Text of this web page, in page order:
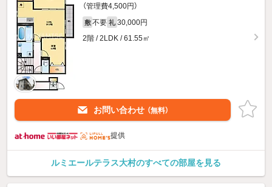
（管理費4,500円）
敷 不要 礼 30,000円
2階 / 2LDK / 61.55㎡
お問い合わせ （無料）
提供
ルミエールテラス大村のすべての部屋を見る